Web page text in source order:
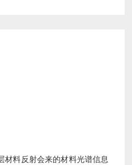
材料反射会来的材料光谱信息